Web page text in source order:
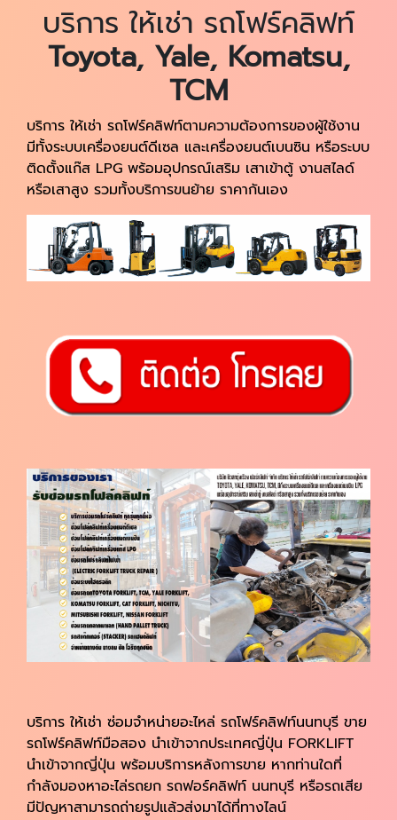
บริการ ให้เช่า รถโฟร์คลิฟท์
Toyota, Yale, Komatsu,
TCM
บริการ ให้เช่า รถโฟร์คลิฟท์ตามความต้องการของผู้ใช้งาน
มีทั้งระบบเครื่องยนต์ดีเซล และเครื่องยนต์เบนซิน หรือระบบ
ติดตั้งแก๊ส LPG พร้อมอุปกรณ์เสริม เสาเข้าตู้ งานสไลด์
หรือเสาสูง รวมทั้งบริการขนย้าย ราคากันเอง
บริการ ให้เช่า ซ่อมจำหน่ายอะไหล่ รถโฟร์คลิฟท์นนทบุรี ขาย
รถโฟร์คลิฟท์มือสอง นำเข้าจากประเทศญี่ปุ่น FORKLIFT
นำเข้าจากญี่ปุ่น พร้อมบริการหลังการขาย หากท่านใดที่
กำลังมองหาอะไล่รถยก รถฟอร์คลิฟท์ นนทบุรี หรือรถเสีย
มีปัญหาสามารถถ่ายรูปแล้วส่งมาได้ที่ทางไลน์